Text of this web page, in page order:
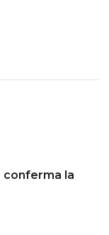
conferma la